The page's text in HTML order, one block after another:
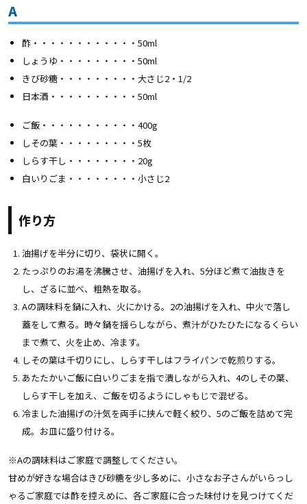
A
酢・・・・・・・・・・・・50ml
しょうゆ・・・・・・・・・50ml
きび砂糖・・・・・・・・・大さじ2・1/2
日本酒・・・・・・・・・・50ml
ご飯・・・・・・・・・・・400g
しその葉・・・・・・・・・5枚
しらす干し・・・・・・・・20g
白いりごま・・・・・・・・小さじ2
作り方
油揚げを半分に切り、袋状に開く。
たっぷりのお湯を沸騰させ、油揚げを入れ、5分ほど煮て油抜きを
し、ざるに並べ、粗熱を取る。
Aの調味料を鍋に入れ、火にかける。2の油揚げを入れ、中火で落し
蓋をして煮る。時々鍋を揺らしながら、煮汁がひたひたになるくらい
まで煮て、火を止め、冷ます。
しその葉は千切りにし、しらす干しはフライパンで乾煎りする。
あたたかいご飯に白いりごまを指で潰しながら入れ、4のしその葉、
しらす干しを加え、ご飯を切るようにしゃもじで混ぜる。
冷ました油揚げの汁気を両手に挟んで軽く絞り、5のご飯を詰めて完
成。お皿に盛り付ける。
※Aの調味料はご家庭で調整してください。
甘めが好きな場合はきび砂糖を少し多めに、小さなお子さんがいらっし
ゃるご家庭では酢を控えめに、 各ご家庭に合った味付けを見つけてくだ